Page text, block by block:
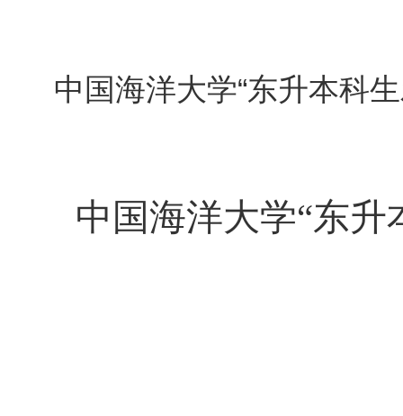
中国海洋大学“东升本科
中国海洋大学“东